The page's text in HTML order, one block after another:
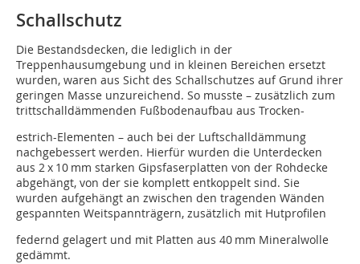
Schallschutz
Die Bestandsdecken, die lediglich in der
Treppenhausumgebung und in kleinen Bereichen ersetzt
wurden, waren aus Sicht des Schallschutzes auf Grund ihrer
geringen Masse unzureichend. So musste – zusätzlich zum
trittschalldämmenden Fußbodenaufbau aus Trocken-
estrich-Elementen – auch bei der Luftschalldämmung
nachgebessert werden. Hierfür wurden die Unterdecken
aus 2 x 10 mm starken Gipsfaserplatten von der Rohdecke
abgehängt, von der sie komplett entkoppelt sind. Sie
wurden aufgehängt an zwischen den tragenden Wänden
gespannten Weitspannträgern, zusätzlich mit Hutprofilen
federnd gelagert und mit Platten aus 40 mm Mineralwolle
gedämmt.